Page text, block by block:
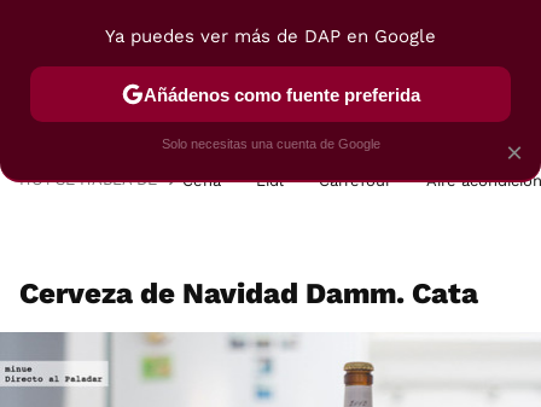
POSTRES VIAJES SELECCIÓN VEGUI
HOY SE HABLA DE Cena Lidl Carrefour Aire
Cerveza de Navidad Damm. Cata
×
Ya puedes ver más de DAP en Google
Añádenos como fuente preferida
Solo necesitas una cuenta de Google